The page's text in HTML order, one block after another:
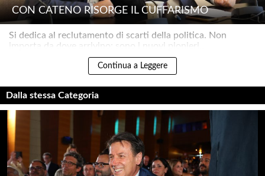
CON CATENO RISORGE IL CUFFARISMO
Si dedica al reclutamento di scarti della politica. Non
importa da dove arrivino: sono i nuovi pionieri..
Continua a Leggere
Dalla stessa Categoria